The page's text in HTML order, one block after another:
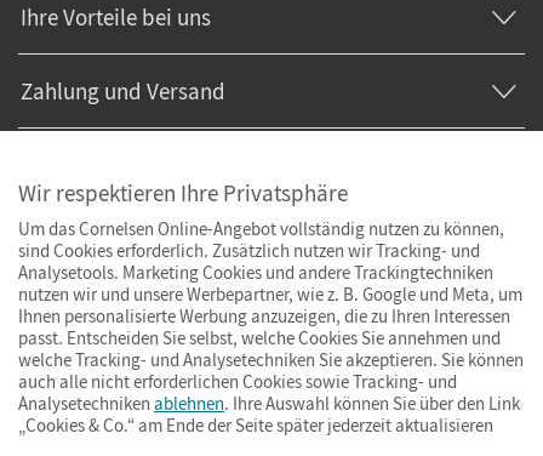
Ihre Vorteile bei uns
Zahlung und Versand
ImpressumAGBDatenschutzBarrierefreiheitCookies & Co.
Wir respektieren Ihre Privatsphäre
Um das Cornelsen Online-Angebot vollständig nutzen zu können,
sind Cookies erforderlich. Zusätzlich nutzen wir Tracking- und
Analysetools. Marketing Cookies und andere Trackingtechniken
nutzen wir und unsere Werbepartner, wie z. B. Google und Meta, um
Ihnen personalisierte Werbung anzuzeigen, die zu Ihren Interessen
passt. Entscheiden Sie selbst, welche Cookies Sie annehmen und
welche Tracking- und Analysetechniken Sie akzeptieren. Sie können
auch alle nicht erforderlichen Cookies sowie Tracking- und
Analysetechniken ablehnen. Ihre Auswahl können Sie über den Link
„Cookies & Co.“ am Ende der Seite später jederzeit aktualisieren